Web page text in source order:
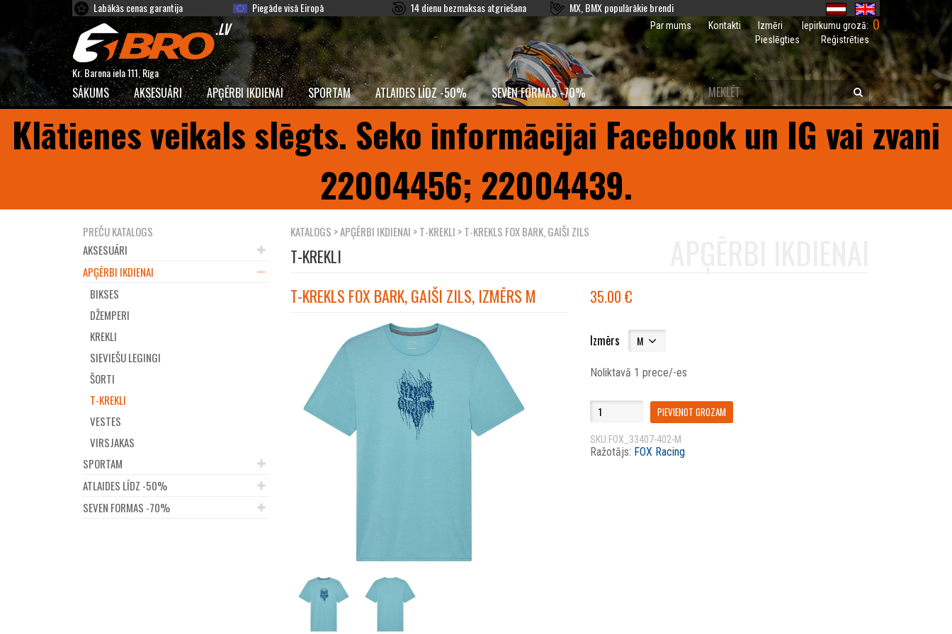
Labākās cenas garantija Piegāde visā Eiropā 14 dienu bezmaksas atgriešana MX, BMX populārākie brendi
Kr. Barona iela 111, Rīga
Iepirkumu grozā: 0
Par mums Kontakti
Izmēri
Pieslēgties
Reģistrēties
SĀKUMS AKSESUĀRI APĢĒRBI IKDIENAI SPORTAM ATLAIDES LĪDZ -50% SEVEN FORMAS -70%
Klātienes veikals slēgts. Seko informācijai Facebook un IG vai zvani
22004456; 22004439.
PREČU KATALOGS
AKSESUĀRI
APĢĒRBI IKDIENAI
BIKSES
DŽEMPERI
KREKLI
SIEVIEŠU LEGINGI
ŠORTI
T-KREKLI
VESTES
VIRSJAKAS
SPORTAM
ATLAIDES LĪDZ -50%
SEVEN FORMAS -70%
KATALOGS >APĢĒRBI IKDIENAI >T-KREKLI > T-KREKLS FOX BARK, GAIŠI ZILS
T-KREKLI
T-KREKLS FOX BARK, GAIŠI ZILS, IZMĒRS M 35.00
Izmērs
Noliktavā 1 prece/-es
PIEVIENOT GROZAM
SKU:FOX_33407-402-M
Ražotājs: FOX Racing